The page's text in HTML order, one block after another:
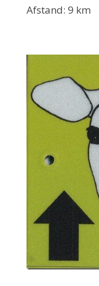
Afstand: 9 km